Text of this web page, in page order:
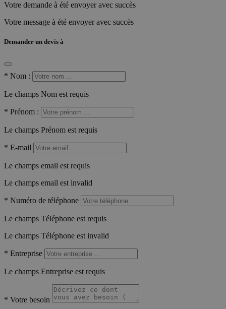
Votre demande à été envoyer avec succès
Votre message à été envoyer avec succès
Demander un devis à
* Nom :
Le champs Nom est requis
* Prénom :
Le champs Prénom est requis
* E-mail
Le champs email est requis
Le champs email est invalid
* Numéro de téléphone
Le champs Téléphone est requis
Le champs Téléphone est invalid
* Entreprise
Le champs Entreprise est requis
* Votre besoin